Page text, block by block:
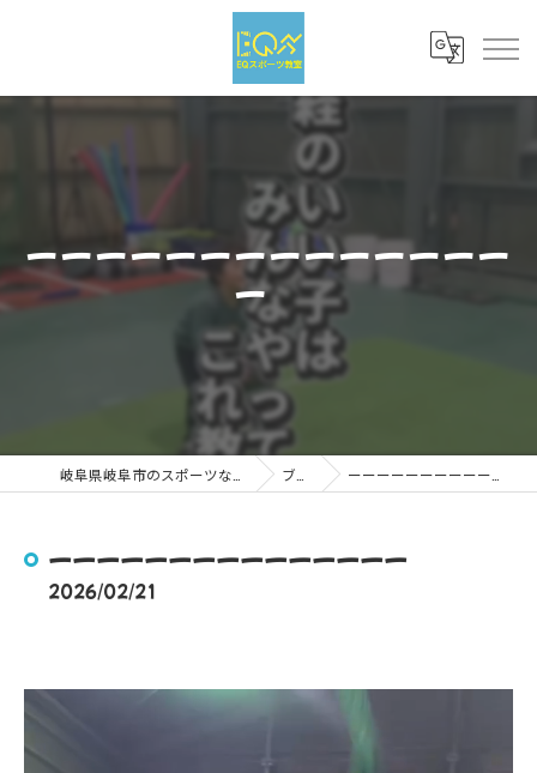
ーーーーーーーーーーーーーー
ー
ブログ ーーーーーーーーーーーーーーー
ーーーーーーーーーーーーーーー
2026/02/21